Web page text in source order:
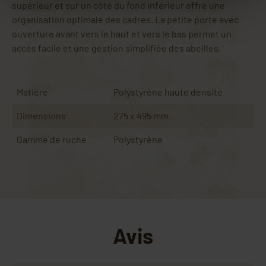
supérieur et sur un côté du fond inférieur offre une
organisation optimale des cadres. La petite porte avec
ouverture avant vers le haut et vers le bas permet un
accès facile et une gestion simplifiée des abeilles.
Matière Polystyrène haute densité
Dimensions 275 x 495 mm
Gamme de ruche Polystyrène
Avis